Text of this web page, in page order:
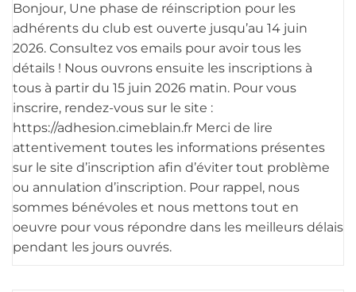
Bonjour, Une phase de réinscription pour les
adhérents du club est ouverte jusqu’au 14 juin
2026. Consultez vos emails pour avoir tous les
détails ! Nous ouvrons ensuite les inscriptions à
tous à partir du 15 juin 2026 matin. Pour vous
inscrire, rendez-vous sur le site :
https://adhesion.cimeblain.fr Merci de lire
attentivement toutes les informations présentes
sur le site d’inscription afin d’éviter tout problème
ou annulation d’inscription. Pour rappel, nous
sommes bénévoles et nous mettons tout en
oeuvre pour vous répondre dans les meilleurs délais
pendant les jours ouvrés.